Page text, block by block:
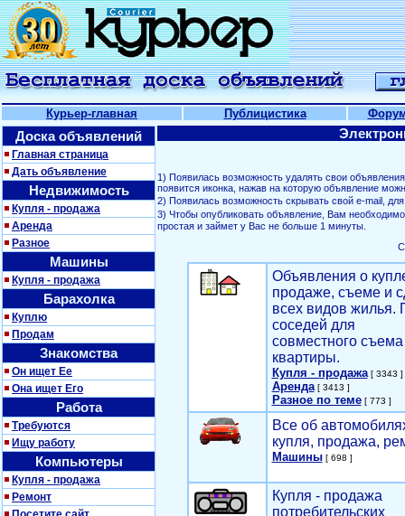
Курьер-главная Публицистика
Доска объявлений
Главная страница
Дать объявление
Недвижимость
Купля - продажа
Аренда
Разное
Машины
Купля - продажа
Барахолка
Куплю
Продам
Знакомства
Он ищет Ее
Она ищет Его
Работа
Требуются
Ищу работу
Компьютеры
Купля - продажа
Ремонт
1) Появилась возможность удалять свои
появится иконка, нажав на которую объявление
2) Появилась возможность скрывать свой е-mail,
3) Чтобы опубликовать объявление, Вам
простая и займет у Вас не больше 1 минуты.
Объявления о
продаже, съеме и
всех видов жилья.
соседей для
совместного съема
квартиры.
Купля - продажа[ 3343 ]
Аренда[ 3413 ]
Разное по теме[ 773 ]
Все об
купля, продажа,
Машины[ 698 ]
Купля - продажа
потребительских